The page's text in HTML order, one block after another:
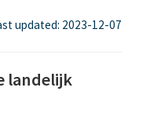
updated: 2023-12-07
landelijk